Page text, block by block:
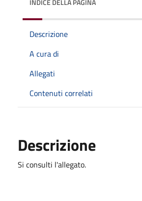
Descrizione
A cura di
Allegati
Contenuti correlati
Descrizione
Si consulti l'allegato.